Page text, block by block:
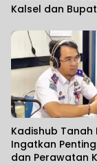
Kalsel dan
Infrastruktur
Kadishub Tanah
Ingatkan
dan Perawatan